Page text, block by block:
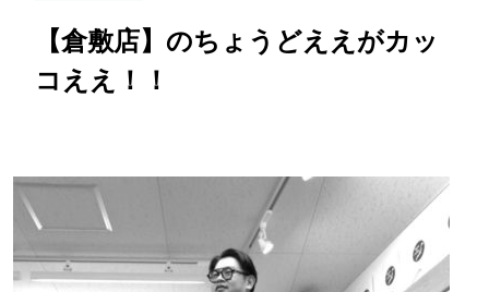
【倉敷店】のちょうどええがカッ
コええ！！